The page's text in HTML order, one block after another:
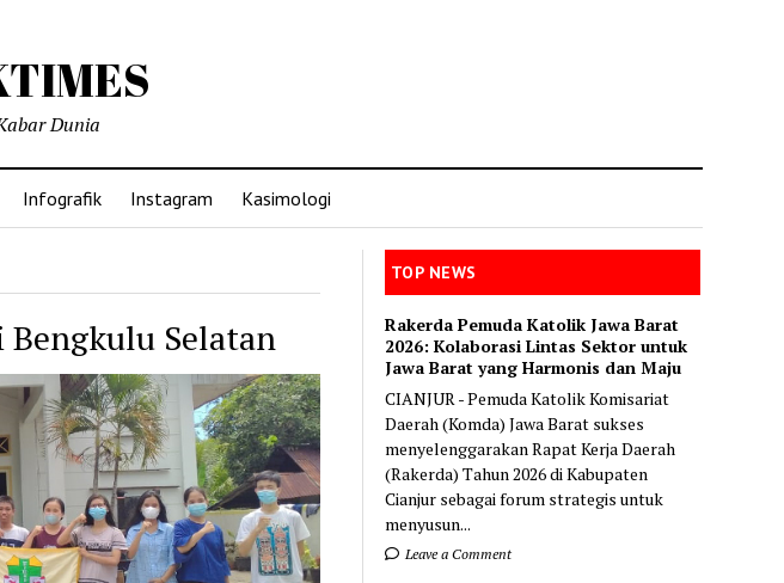
Dunia
Infografik Instagram Kasimologi
Selatan
TOP NEWS
Rakerda Pemuda Katolik Jawa Barat
2026: Kolaborasi Lintas Sektor untuk
Jawa Barat yang Harmonis dan Maju
CIANJUR - Pemuda Katolik Komisariat
Daerah (Komda) Jawa Barat sukses
menyelenggarakan Rapat Kerja Daerah
(Rakerda) Tahun 2026 di Kabupaten
Cianjur sebagai forum strategis untuk
menyusun...
Leave a Comment